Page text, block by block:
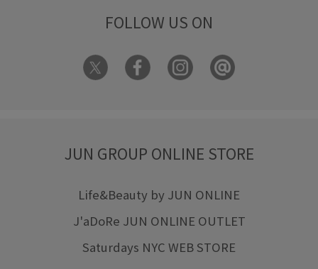
FOLLOW US ON
JUN GROUP ONLINE STORE
Life&Beauty by JUN ONLINE
J'aDoRe JUN ONLINE OUTLET
Saturdays NYC WEB STORE